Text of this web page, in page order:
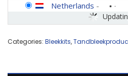
Netherlands -
Categories: Bleekkits,